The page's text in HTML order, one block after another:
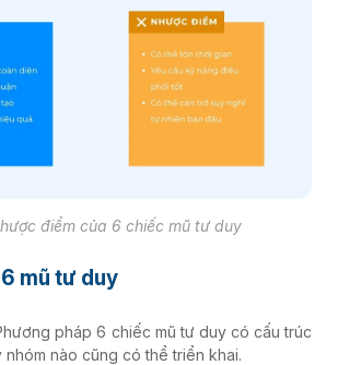
điểm của 6 chiếc mũ tư duy
mũ tư duy
pháp 6 chiếc mũ tư duy có cấu trúc
nào cũng có thể triển khai.